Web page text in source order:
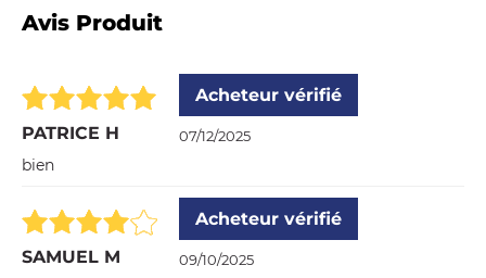
Avis Produit
PATRICE H
Acheteur vérifié
07/12/2025
bien
SAMUEL M
Acheteur vérifié
09/10/2025